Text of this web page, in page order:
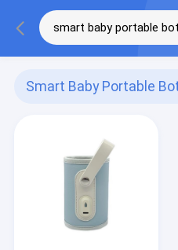
Smart Baby Portable